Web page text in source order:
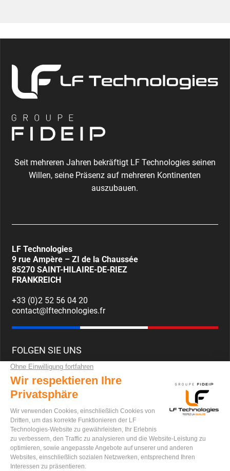
Seit mehreren Jahren bekräftigt LF Technologies seinen
Willen, seine Präsenz auf mehreren Kontinenten
auszubauen.
LF Technologies
9 rue Ampère – ZI de la Chaussée
85270 SAINT-HILAIRE-DE-RIEZ
FRANKREICH
+33 (0)2 52 56 04 20
contact@lftechnologies.fr
FOLGEN SIE UNS
KARRIERE